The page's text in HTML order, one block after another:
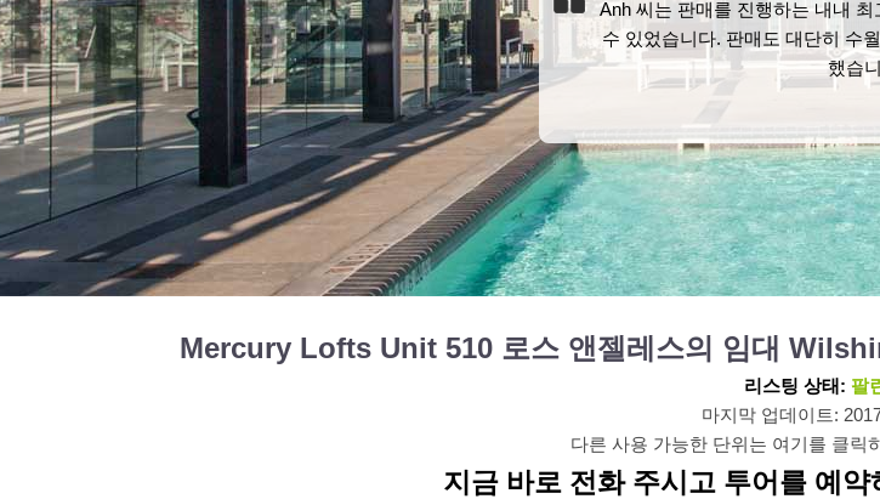
Anh 씨는 판매를 진행하는 내내
수 있었습니다. 판매도 대단히 수
했습
Mercury Lofts Unit 510 로스 앤젤레스의 임대
리스팅 상태: 팔
마지막 업데이트:
다른 사용 가능한 단위는 여기를 클릭
지금 바로 전화 주시고 투어를 예약